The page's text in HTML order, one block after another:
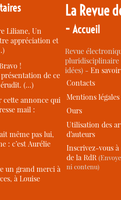
Liliane, Un
appréciation et
!
de ce
(…)
cette annonce qui
mail :
même pas lui,
: c’est Aurélie
un grand merci à
à Louise
La Revue
-Accueil
Revue
idées) -En
Contacts
Mentions légales
Ours
Utilisation des
d’auteurs
Inscrivez-vous
de la RdR
ni contenu)